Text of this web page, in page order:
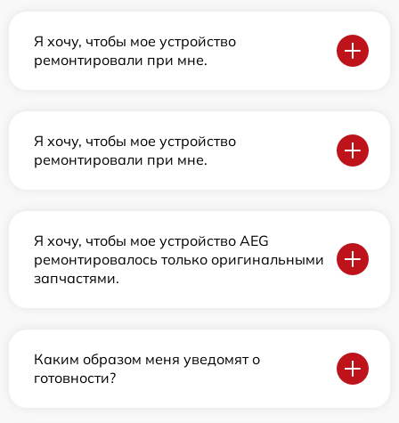
Я хочу, чтобы мое устройство
ремонтировали при мне.
Я хочу, чтобы мое устройство
ремонтировали при мне.
Я хочу, чтобы мое устройство AEG
ремонтировалось только оригинальными
запчастями.
Каким образом меня уведомят о
готовности?